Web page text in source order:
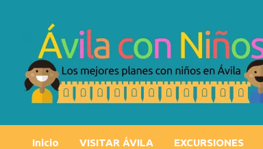
Inicio VISITAR ÁVILA EXCURSIONES